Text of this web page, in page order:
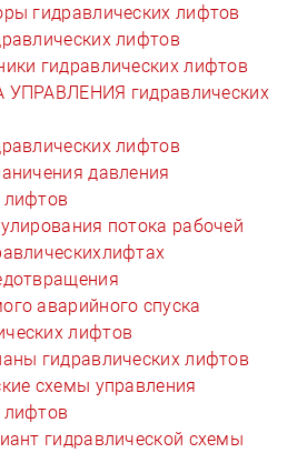
гидравлических лифтов
лифтов
гидравлических лифтов
гидравлических
лифтов
давления
лифтов
потока рабочей
аварийного спуска
лифтов
гидравлических лифтов
схемы управления
лифтов
гидравлической схемы